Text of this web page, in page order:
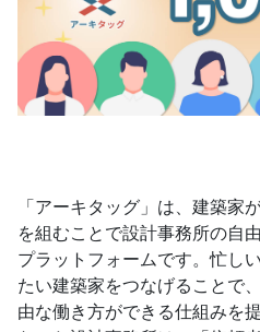
「アーキタッグ」は、建築家
を組むことで設計事務所の自
プラットフォームです。忙し
たい建築家をつなげることで
由な働き方ができる仕組みを